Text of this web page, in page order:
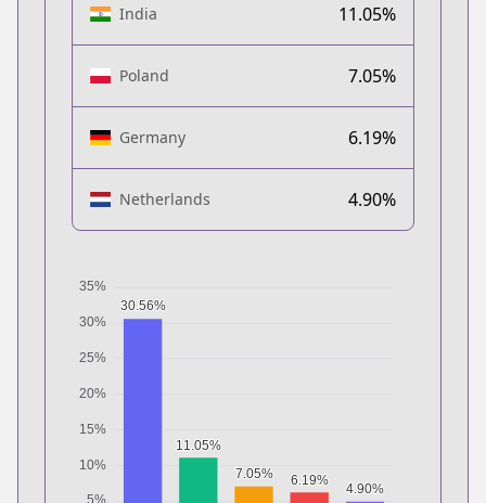
India 11.05%
Poland 7.05%
Germany 6.19%
Netherlands 4.90%